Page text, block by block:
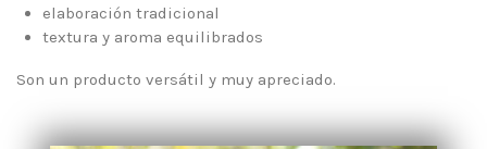
elaboración tradicional
textura y aroma equilibrados
Son un producto versátil y muy apreciado.